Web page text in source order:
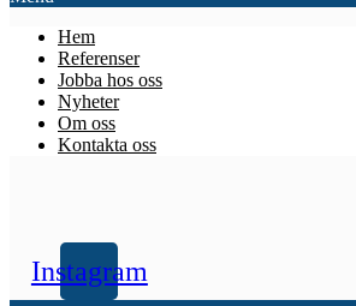
Hem
Referenser
Jobba hos oss
Nyheter
Om oss
Kontakta oss
Instagram